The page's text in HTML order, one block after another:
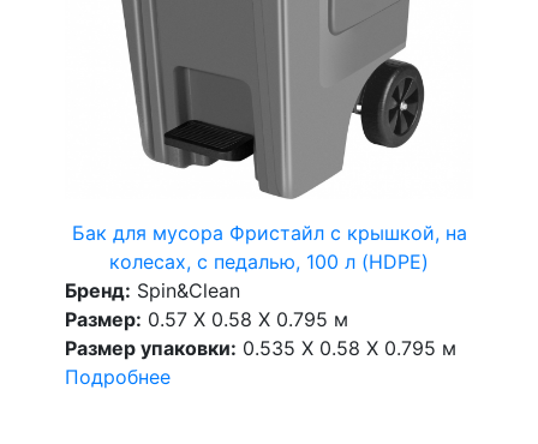
Бак для мусора Фристайл с крышкой, на
колесах, с педалью, 100 л (HDPE)
Бренд: Spin&Clean
Размер: 0.57 X 0.58 X 0.795 м
Размер упаковки: 0.535 X 0.58 X 0.795 м
Подробнее